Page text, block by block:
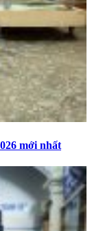
mới nhất